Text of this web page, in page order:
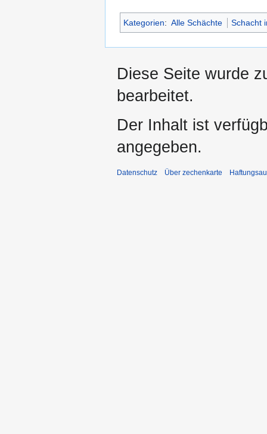
Kategorien: Alle Schächte Schacht
Diese Seite wurde
bearbeitet.
Der Inhalt ist
angegeben.
Datenschutz Über zechenkarte